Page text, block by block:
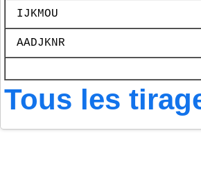
IJKMOU
AADJKNR
Tous les